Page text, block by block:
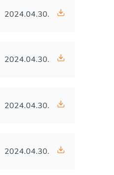
2024.04.30.
2024.04.30.
2024.04.30.
2024.04.30.